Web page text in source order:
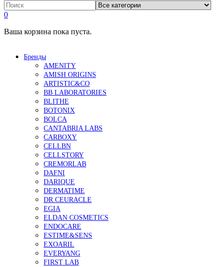
0
Ваша корзина пока пуста.
Бренды
AMENITY
AMISH ORIGINS
ARTISTIC&CO
BB LABORATORIES
BLITHE
BOTONIX
BOLCA
CANTABRIA LABS
CARBOXY
CELLBN
CELLSTORY
CREMORLAB
DAFNI
DARIQUE
DERMATIME
DR.CEURACLE
EGIA
ELDAN COSMETICS
ENDOCARE
ESTIME&SENS
EXOARIL
EVERYANG
FIRST LAB